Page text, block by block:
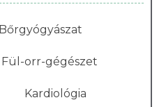
Bőrgyógyászat
Fül-orr-gégészet
Kardiológia